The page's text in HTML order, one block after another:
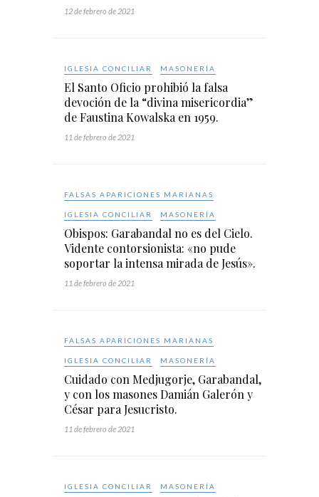
12 de febrero de 2021
IGLESIA CONCILIAR MASONERÍA
El Santo Oficio prohibió la falsa
devoción de la “divina misericordia”
de Faustina Kowalska en 1959.
11 de febrero de 2021
FALSAS APARICIONES MARIANAS
IGLESIA CONCILIAR MASONERÍA
Obispos: Garabandal no es del Cielo.
Vidente contorsionista: «no pude
soportar la intensa mirada de Jesús».
11 de febrero de 2021
FALSAS APARICIONES MARIANAS
IGLESIA CONCILIAR MASONERÍA
Cuidado con Medjugorje, Garabandal,
y con los masones Damián Galerón y
César para Jesucristo.
11 de febrero de 2021
IGLESIA CONCILIAR MASONERÍA